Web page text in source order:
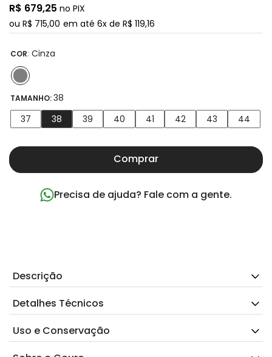
R$ 679,25 no PIX
ou R$ 715,00 em até 6x de R$ 119,16
COR: Cinza
TAMANHO:38
37
38 39 40 41 42 43 44
Comprar
Precisa de ajuda? Fale com a gente.
Descrição
Detalhes Técnicos
Uso e Conservação